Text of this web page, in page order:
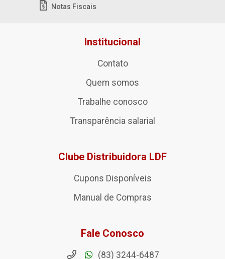
Notas Fiscais
Institucional
Contato
Quem somos
Trabalhe conosco
Transparência salarial
Clube Distribuidora LDF
Cupons Disponíveis
Manual de Compras
Fale Conosco
(83) 3244-6487